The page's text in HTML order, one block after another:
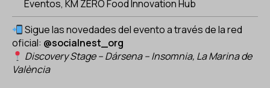
Eventos, KM ZERO Food Innovation Hub
Sigue las novedades del evento a través de la red
oficial: @socialnest_org
Discovery Stage – Dársena – Insomnia, La Marina de
València